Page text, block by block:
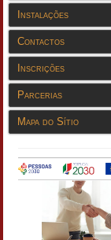
Instalações
Contactos
Inscrições
Parcerias
Mapa do Sítio